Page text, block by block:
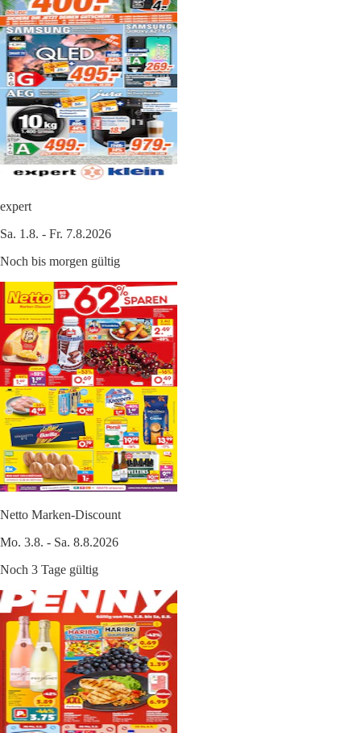
expert
Sa. 1.8. - Fr. 7.8.2026
Noch bis morgen gültig
Netto Marken-Discount
Mo. 3.8. - Sa. 8.8.2026
Noch 3 Tage gültig